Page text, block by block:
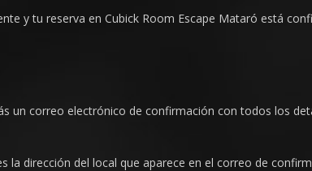
y tu reserva en Cubick Room Escape Mataró está
un correo electrónico de confirmación con todos los
la dirección del local que aparece en el correo de